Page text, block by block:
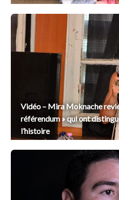
Vidéo – Mira Moknache
référendum » qui ont
l’histoire